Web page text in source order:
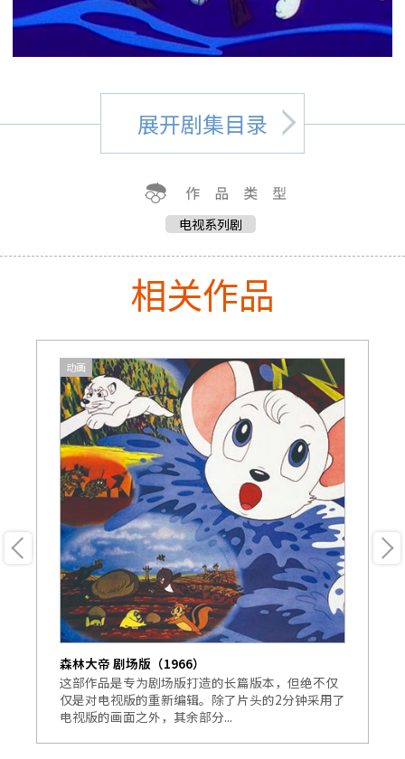
展开剧集目录
电视系列剧
相关作品
动画
森林大帝 剧场版（1966）
这部作品是专为剧场版打造的长篇版本，但绝不仅
仅是对电视版的重新编辑。除了片头的2分钟采用了
电视版的画面之外，其余部分...